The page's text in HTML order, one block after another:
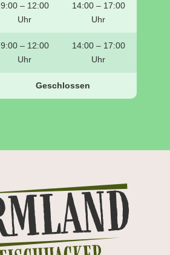
9:00 – 12:00
Uhr
14:00 – 17:00
Uhr
9:00 – 12:00
Uhr
14:00 – 17:00
Uhr
Geschlossen